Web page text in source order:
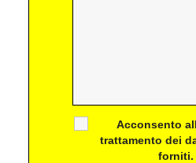
Acconsento
trattamento dei